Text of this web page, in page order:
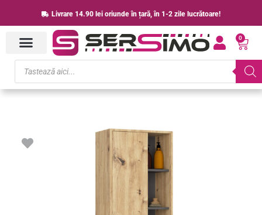
to
content
Livrare 14.90 lei oriunde în țară, în 1-2 zile lucrătoare!
0
Cart
Products
search